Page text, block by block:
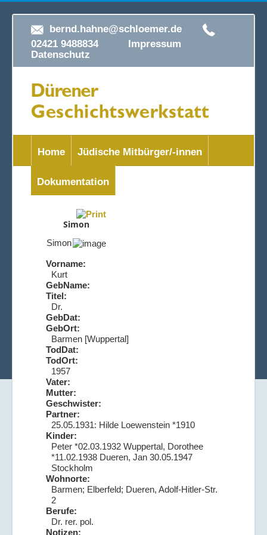
bernd.hahne@schloemer.de
02421 9488834 Impressum
Datenschutz
Home Jüdische Mitbürger/-innen
Dokumentation
Simon
Simon
Vorname:
Kurt
GebName:
Titel:
Dr.
GebDat:
GebOrt:
Barmen [Wuppertal]
TodDat:
TodOrt:
1957
Vater:
Mutter:
Geschwister:
Partner:
25.05.1931: Hilde Loewenstein *1910
Kinder:
Peter *02.03.1932 Wuppertal, Dorothee
*11.02.1938 Dueren, Jan 30.05.1947
Stockholm
Wohnorte:
Barmen; Elberfeld; Dueren, Adolf-Hitler-Str.
2
Berufe:
Dr. rer. pol.
Notizen: